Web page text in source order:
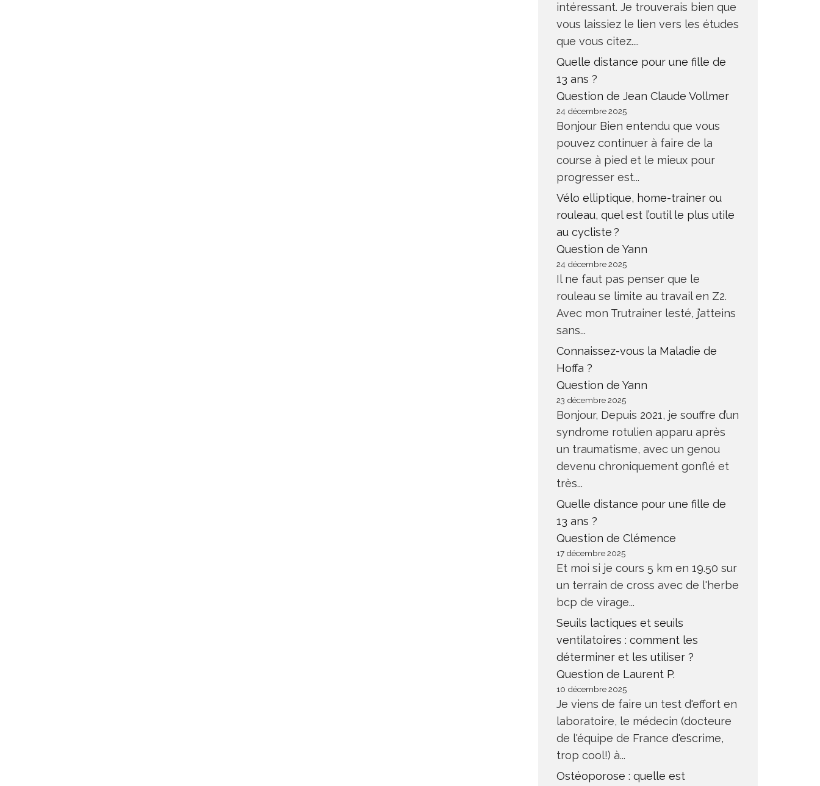
intéressant. Je trouverais bien que
vous laissiez le lien vers les études
que vous citez....
Quelle distance pour une fille de
13 ans ?
Question de Jean Claude Vollmer
24 décembre 2025
Bonjour Bien entendu que vous
pouvez continuer à faire de la
course à pied et le mieux pour
progresser est...
Vélo elliptique, home-trainer ou
rouleau, quel est l’outil le plus utile
au cycliste ?
Question de Yann
24 décembre 2025
Il ne faut pas penser que le
rouleau se limite au travail en Z2.
Avec mon Trutrainer lesté, j’atteins
sans...
Connaissez-vous la Maladie de
Hoffa ?
Question de Yann
23 décembre 2025
Bonjour, Depuis 2021, je souffre d’un
syndrome rotulien apparu après
un traumatisme, avec un genou
devenu chroniquement gonflé et
très...
Quelle distance pour une fille de
13 ans ?
Question de Clémence
17 décembre 2025
Et moi si je cours 5 km en 19.50 sur
un terrain de cross avec de l'herbe
bcp de virage...
Seuils lactiques et seuils
ventilatoires : comment les
déterminer et les utiliser ?
Question de Laurent P.
10 décembre 2025
Je viens de faire un test d'effort en
laboratoire, le médecin (docteure
de l'équipe de France d'escrime,
trop cool!) à...
Ostéoporose : quelle est